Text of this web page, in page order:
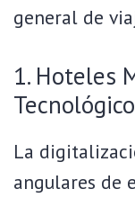
general de
1. Hoteles
La
angulares de